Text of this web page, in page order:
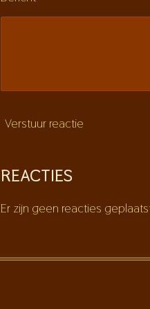
Verstuur reactie
REACTIES
Er zijn geen reacties